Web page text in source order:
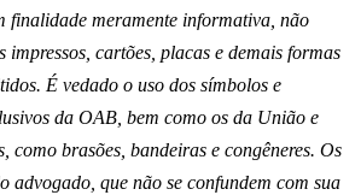
finalidade meramente informativa, não
impressos, cartões, placas e demais formas
É vedado o uso dos símbolos e
da OAB, bem como os da União e
como brasões, bandeiras e congêneres. Os
advogado, que não se confundem com sua